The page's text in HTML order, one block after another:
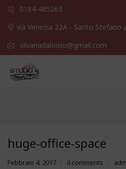
0184-485263
via Venezia 22A - Santo Stefano
silvanadaloisio@gmail.com
huge-office-space
Febbraio 4, 2017 0 comments